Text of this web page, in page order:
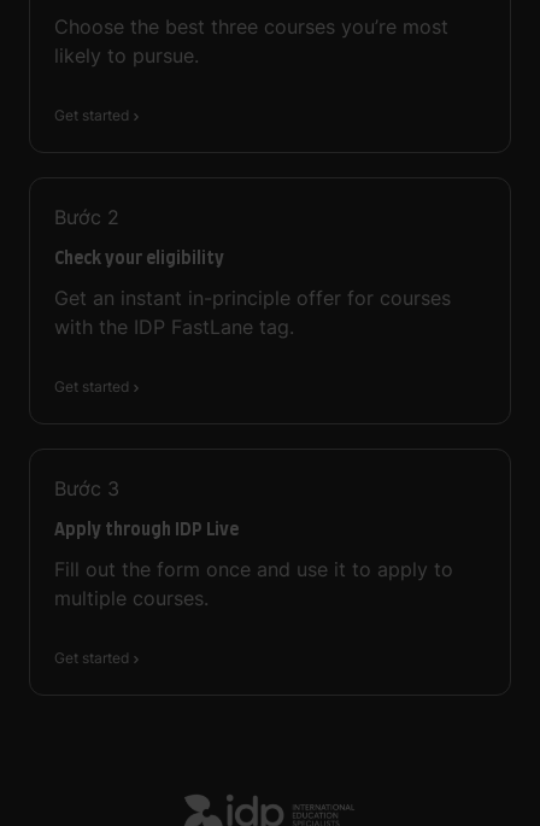
Choose the best three courses you’re most
likely to pursue.
Get started
Bước 2
Check your eligibility
Get an instant in-principle offer for courses
with the IDP FastLane tag.
Get started
Bước 3
Apply through IDP Live
Fill out the form once and use it to apply to
multiple courses.
Get started